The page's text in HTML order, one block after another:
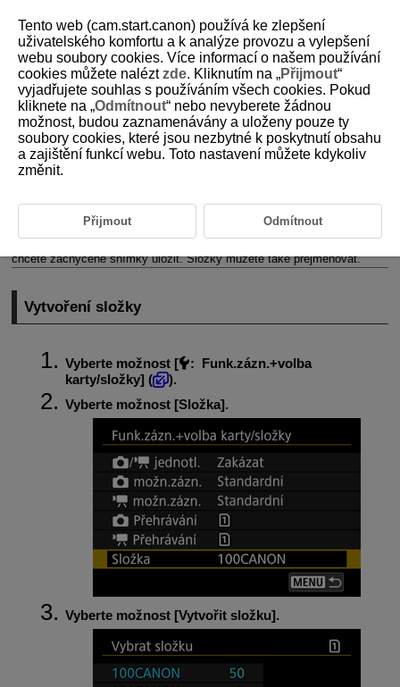
D180-200
Nastavení složek
Vytvoření složky
Výběr složky
chcete zachycené snímky uložit. Složky můžete také přejmenovat.
Vytvoření složky
Vyberte možnost [ : Funk.zázn.+volba
karty/složky] (
).
Vyberte možnost [Složka].
Vyberte možnost [Vytvořit složku].
Tento web (cam.start.canon) používá ke zlepšení
uživatelského komfortu a k analýze provozu a vylepšení
webu soubory cookies. Více informací o našem používání
cookies můžete naléztzde. Kliknutím na „Přijmout“
vyjadřujete souhlas s používáním všech cookies. Pokud
kliknete na „Odmítnout“ nebo nevyberete žádnou
možnost, budou zaznamenávány a uloženy pouze ty
soubory cookies, které jsou nezbytné k poskytnutí obsahu
a zajištění funkcí webu. Toto nastavení můžete kdykoliv
změnit.
Přijmout Odmítnout